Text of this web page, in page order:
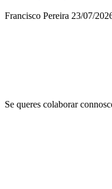
Francisco Pereira 23/07/
Se queres colaborar